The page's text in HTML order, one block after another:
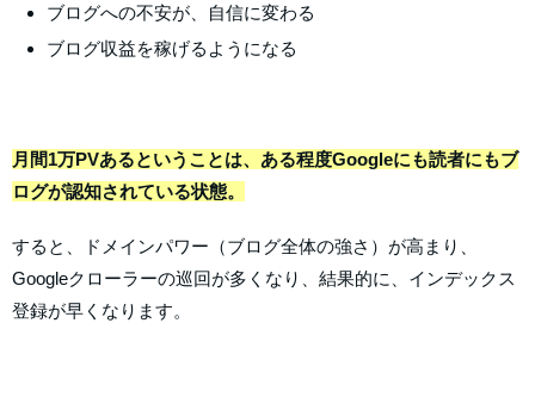
ブログへの不安が、自信に変わる
ブログ収益を稼げるようになる
月間1万PVあるということは、ある程度Googleにも読者にもブ
ログが認知されている状態。
すると、ドメインパワー（ブログ全体の強さ）が高まり、
Googleクローラーの巡回が多くなり、結果的に、インデックス
登録が早くなります。